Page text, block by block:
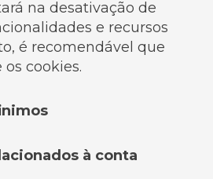
na desativação de
e recursos
é recomendável que
cookies.
à conta